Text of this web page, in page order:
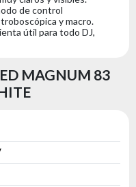
de control
y macro.
útil para todo DJ,
MAGNUM 83